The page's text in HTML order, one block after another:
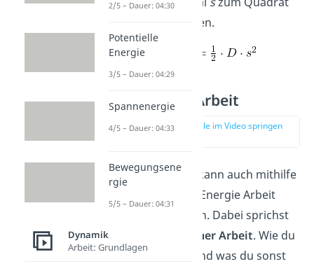
verwendet werden.
Elektrische Arbeit
zur Stelle im Video springen
Darüber hinaus kann auch mithilfe
von elektrischer Energie Arbeit
verrichtet werden. Dabei sprichst
elektrischer Arbeit. Wie du
sie berechnest und was du sonst
2/5 – Dauer: 04:30
Potentielle
Energie
3/5 – Dauer: 04:29
Spannenergie
4/5 – Dauer: 04:33
Bewegungsene
rgie
5/5 – Dauer: 04:31
Dynamik
Arbeit: Grundlagen